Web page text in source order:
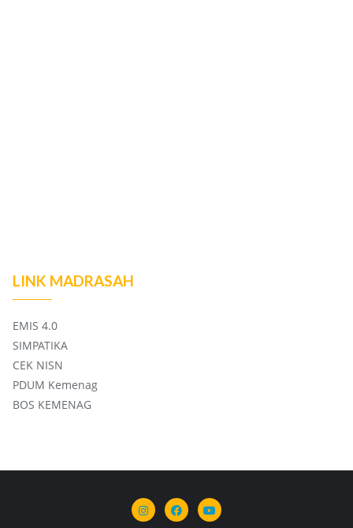
LINK MADRASAH
EMIS 4.0
SIMPATIKA
CEK NISN
PDUM Kemenag
BOS KEMENAG